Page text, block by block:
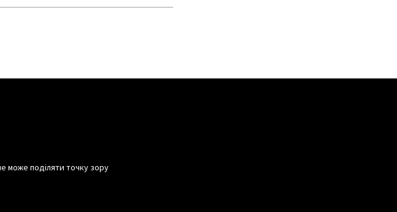
може поділяти точку зору